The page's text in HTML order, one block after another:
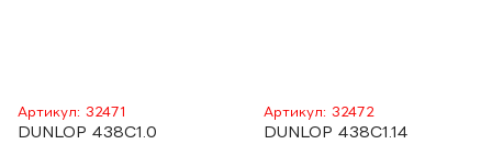
Артикул: 32471
DUNLOP 438C1.0
Артикул: 32472
DUNLOP 438C1.14